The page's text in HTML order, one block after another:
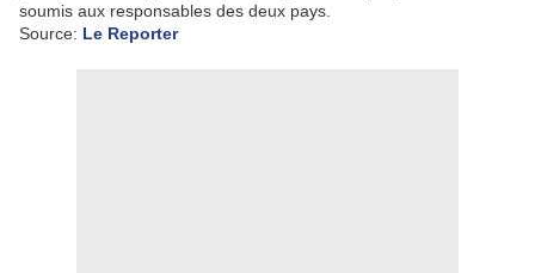
soumis aux responsables des deux pays.
Source: Le Reporter